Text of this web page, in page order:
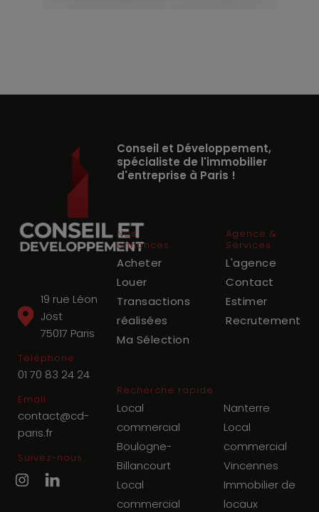
19 rue Léon
Jost
75017 Paris
Téléphone
01 70 83 24 24
Email
contact@cd-
paris.fr
Suivez-nous
Conseil et Développement,
spécialiste de l'immobilier
d'entreprise à Paris !
Nos
annonces
Acheter
Louer
Transactions
réalisées
Ma Sélection
Agence &
Services
L'agence
Contact
Estimer
Recrutement
Recherche rapide
Local
commercial
Boulogne-
Billancourt
Local
commercial
Nanterre
Local
commercial
Vincennes
Immobilier de
locaux